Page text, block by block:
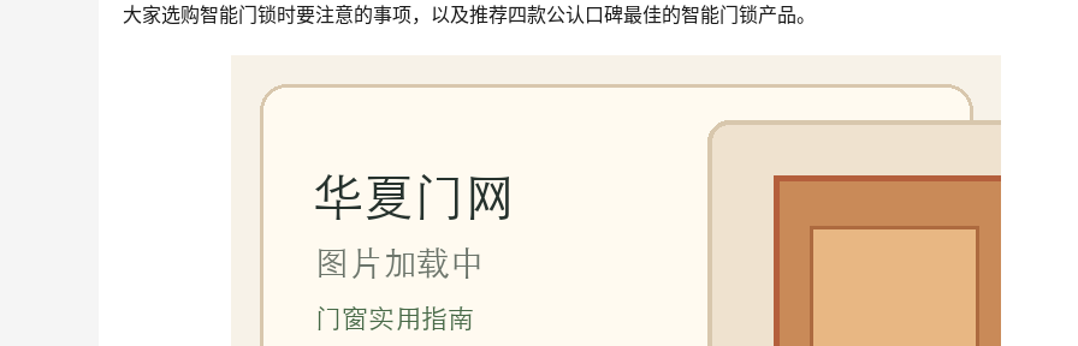
大家选购智能门锁时要注意的事项，以及推荐四款公认口碑最佳的智能门锁产品。